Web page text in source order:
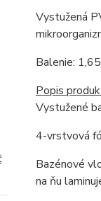
Vystužená
Balenie:
Popis
Vystužené
4-vrstvová
Bazénové
na ňu